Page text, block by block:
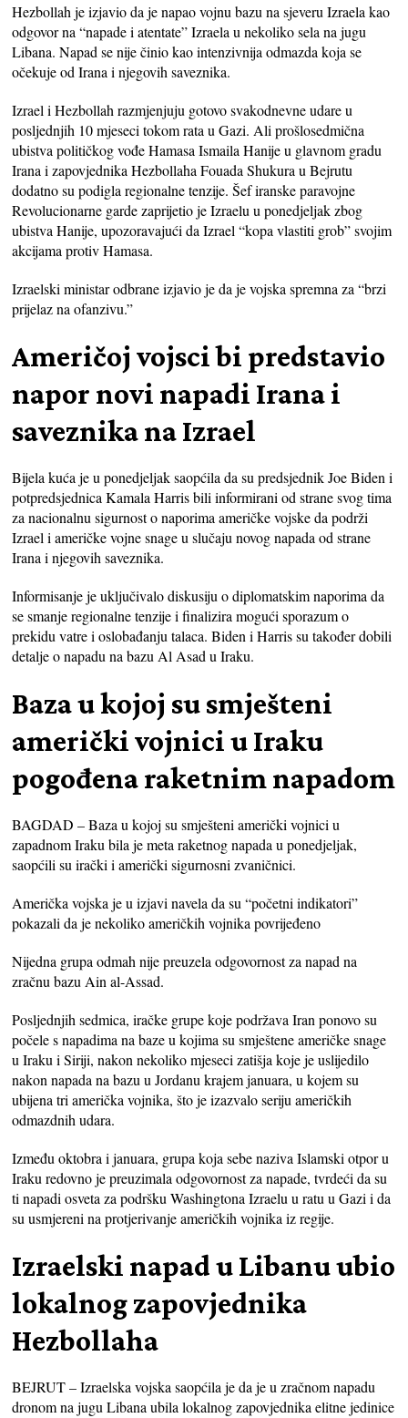
Hezbollah je izjavio da je napao vojnu bazu na sjeveru Izraela kao
odgovor na “napade i atentate” Izraela u nekoliko sela na jugu
Libana. Napad se nije činio kao intenzivnija odmazda koja se
očekuje od Irana i njegovih saveznika.
Izrael i Hezbollah razmjenjuju gotovo svakodnevne udare u
posljednjih 10 mjeseci tokom rata u Gazi. Ali prošlosedmična
ubistva političkog vođe Hamasa Ismaila Hanije u glavnom gradu
Irana i zapovjednika Hezbollaha Fouada Shukura u Bejrutu
dodatno su podigla regionalne tenzije. Šef iranske paravojne
Revolucionarne garde zaprijetio je Izraelu u ponedjeljak zbog
ubistva Hanije, upozoravajući da Izrael “kopa vlastiti grob” svojim
akcijama protiv Hamasa.
Izraelski ministar odbrane izjavio je da je vojska spremna za “brzi
prijelaz na ofanzivu.”
Američoj vojsci bi predstavio
napor novi napadi Irana i
saveznika na Izrael
Bijela kuća je u ponedjeljak saopćila da su predsjednik Joe Biden i
potpredsjednica Kamala Harris bili informirani od strane svog tima
za nacionalnu sigurnost o naporima američke vojske da podrži
Izrael i američke vojne snage u slučaju novog napada od strane
Irana i njegovih saveznika.
Informisanje je uključivalo diskusiju o diplomatskim naporima da
se smanje regionalne tenzije i finalizira mogući sporazum o
prekidu vatre i oslobađanju talaca. Biden i Harris su također dobili
detalje o napadu na bazu Al Asad u Iraku.
Baza u kojoj su smješteni
američki vojnici u Iraku
pogođena raketnim napadom
BAGDAD – Baza u kojoj su smješteni američki vojnici u
zapadnom Iraku bila je meta raketnog napada u ponedjeljak,
saopćili su irački i američki sigurnosni zvaničnici.
Američka vojska je u izjavi navela da su “početni indikatori”
pokazali da je nekoliko američkih vojnika povrijeđeno
Nijedna grupa odmah nije preuzela odgovornost za napad na
zračnu bazu Ain al-Assad.
Posljednjih sedmica, iračke grupe koje podržava Iran ponovo su
počele s napadima na baze u kojima su smještene američke snage
u Iraku i Siriji, nakon nekoliko mjeseci zatišja koje je uslijedilo
nakon napada na bazu u Jordanu krajem januara, u kojem su
ubijena tri američka vojnika, što je izazvalo seriju američkih
odmazdnih udara.
Između oktobra i januara, grupa koja sebe naziva Islamski otpor u
Iraku redovno je preuzimala odgovornost za napade, tvrdeći da su
ti napadi osveta za podršku Washingtona Izraelu u ratu u Gazi i da
su usmjereni na protjerivanje američkih vojnika iz regije.
Izraelski napad u Libanu ubio
lokalnog zapovjednika
Hezbollaha
BEJRUT – Izraelska vojska saopćila je da je u zračnom napadu
dronom na jugu Libana ubila lokalnog zapovjednika elitne jedinice